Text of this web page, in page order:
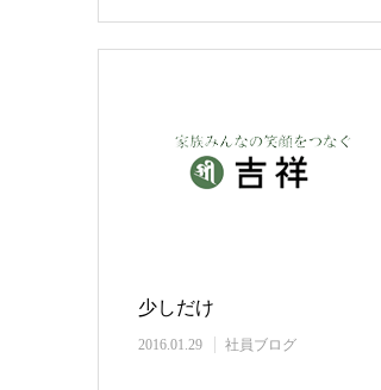
少しだけ
2016.01.29 社員ブログ